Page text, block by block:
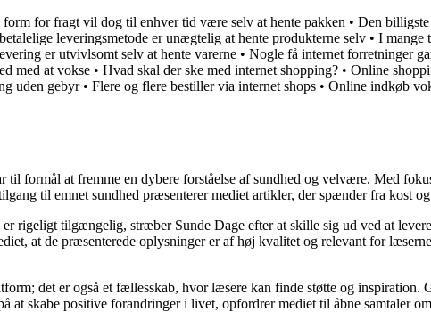
for fragt vil dog til enhver tid være selv at hente pakken • Den
leveringsmetode er unægtelig at hente produkterne selv • I mange
er utvivlsomt selv at hente varerne • Nogle få internet forretninger
med at vokse • Hvad skal der ske med internet shopping? • Online
uden gebyr• Flere og flere bestiller via internet shops • Online indkøb
til formål at fremme en dybere forståelse af sundhed og velvære. Med
til emnet sundhed præsenterer mediet artikler, der spænder fra kost
rigeligt tilgængelig, stræber Sunde Dage efter at skille sig ud ved at
at de præsenterede oplysninger er af høj kvalitet og relevant for
det er også et fællesskab, hvor læsere kan finde støtte og
at skabe positive forandringer i livet, opfordrer mediet til åbne samtaler